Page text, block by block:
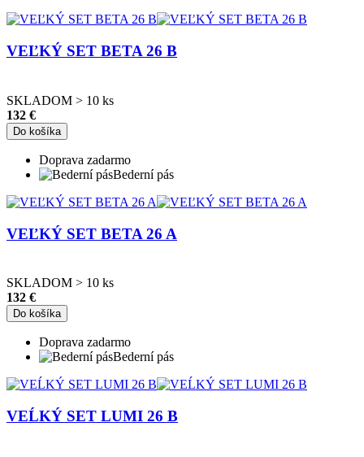
VEĽKÝ SET BETA 26 B
SKLADOM > 10 ks
132 €
Do košíka
Doprava zadarmo
Bederní pás
VEĽKÝ SET BETA 26 A
SKLADOM > 10 ks
132 €
Do košíka
Doprava zadarmo
Bederní pás
VEĹKÝ SET LUMI 26 B